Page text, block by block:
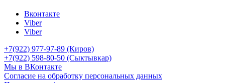
Вконтакте
Viber
Viber
+7(922) 977-97-89 (Киров)
+7(922) 598-80-50 (Сыктывкар)
Мы в ВКонтакте
Согласие на обработку персональных данных